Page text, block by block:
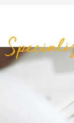
定員
取得できる
中学校・高等
アメリ
英語圏